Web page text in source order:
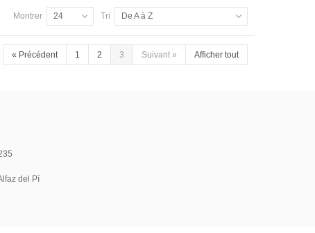
Tri De A à Z
Montrer 24
« Précédent 1 2 3 Suivant » Afficher tout
del Pí